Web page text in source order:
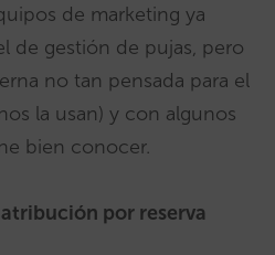
de marketing ya
de gestión de pujas, pero
no tan pensada para el
la usan) y con algunos
bien conocer.
por reserva